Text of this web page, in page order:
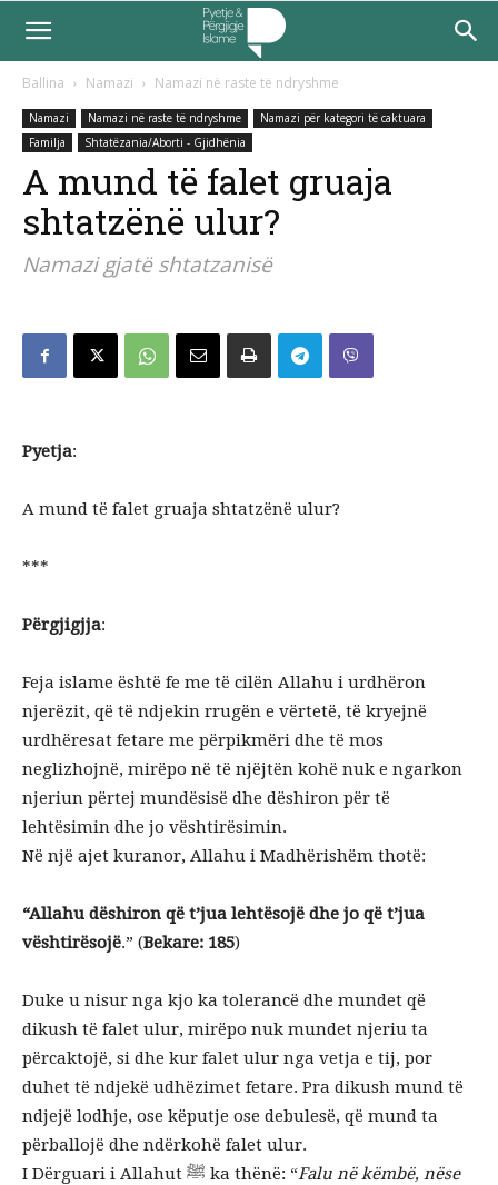
Ballina Namazi Namazi në raste të ndryshme
Namazi Namazi në raste të ndryshme
Namazi për kategori të caktuara
Familja
Shtatëzania/Aborti - Gjidhënia
A mund të falet gruaja
shtatzënë ulur?
Namazi gjatë shtatzanisë
Pyetja:
A mund të falet gruaja shtatzënë ulur?
***
Përgjigjja:
Feja islame është fe me të cilën Allahu i urdhëron
njerëzit, që të ndjekin rrugën e vërtetë, të kryejnë
urdhëresat fetare me përpikmëri dhe të mos
neglizhojnë, mirëpo në të njëjtën kohë nuk e ngarkon
njeriun përtej mundësisë dhe dëshiron për të
lehtësimin dhe jo vështirësimin.
Në një ajet kuranor, Allahu i Madhërishëm thotë:
“Allahu dëshiron që t’jua lehtësojë dhe jo që t’jua
vështirësojë.” (Bekare: 185)
Duke u nisur nga kjo ka tolerancë dhe mundet që
dikush të falet ulur, mirëpo nuk mundet njeriu ta
përcaktojë, si dhe kur falet ulur nga vetja e tij, por
duhet të ndjekë udhëzimet fetare. Pra dikush mund të
ndjejë lodhje, ose këputje ose debulesë, që mund ta
përballojë dhe ndërkohë falet ulur.
I Dërguari i Allahut ﷺ ka thënë: “Falu në këmbë, nëse